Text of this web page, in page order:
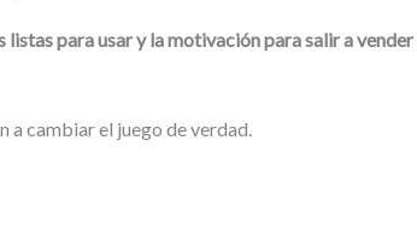
para usar y la motivación para salir a
a cambiar el juego de verdad.